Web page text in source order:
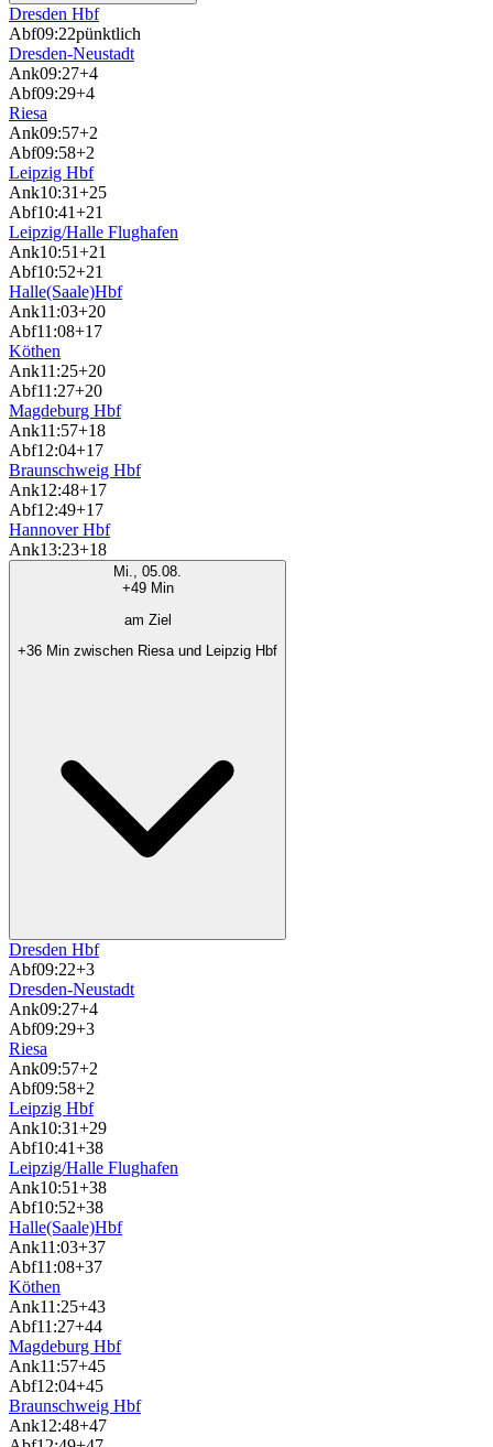
Dresden Hbf
Abf09:22pünktlich
Dresden-Neustadt
Ank09:27+4
Abf09:29+4
Riesa
Ank09:57+2
Abf09:58+2
Leipzig Hbf
Ank10:31+25
Abf10:41+21
Leipzig/Halle Flughafen
Ank10:51+21
Abf10:52+21
Halle(Saale)Hbf
Ank11:03+20
Abf11:08+17
Köthen
Ank11:25+20
Abf11:27+20
Magdeburg Hbf
Ank11:57+18
Abf12:04+17
Braunschweig Hbf
Ank12:48+17
Abf12:49+17
Hannover Hbf
Ank13:23+18
Mi., 05.08.
+49 Min
am Ziel
+36 Min zwischen Riesa und Leipzig Hbf
Dresden Hbf
Abf09:22+3
Dresden-Neustadt
Ank09:27+4
Abf09:29+3
Riesa
Ank09:57+2
Abf09:58+2
Leipzig Hbf
Ank10:31+29
Abf10:41+38
Leipzig/Halle Flughafen
Ank10:51+38
Abf10:52+38
Halle(Saale)Hbf
Ank11:03+37
Abf11:08+37
Köthen
Ank11:25+43
Abf11:27+44
Magdeburg Hbf
Ank11:57+45
Abf12:04+45
Braunschweig Hbf
Ank12:48+47